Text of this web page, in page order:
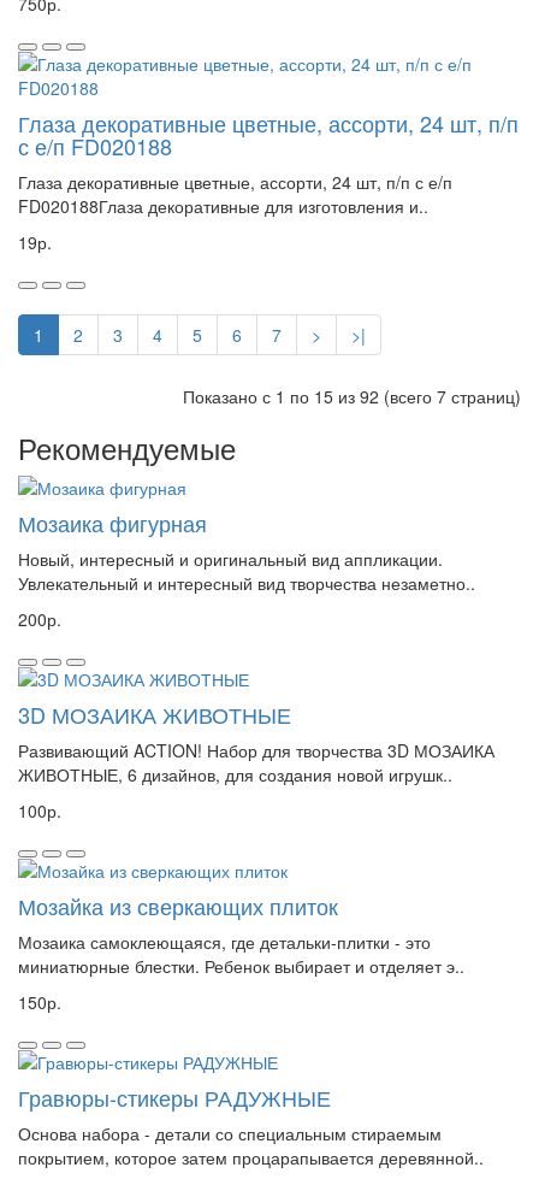
Глаза декоративные цветные, ассорти, 24 шт, п/п
с е/п FD020188
Глаза декоративные цветные, ассорти, 24 шт, п/п с е/п
FD020188Глаза декоративные для изготовления и..
19р.
1 2 3 4 5 6 7 > >|
Показано с 1 по 15 из 92 (всего 7 страниц)
Рекомендуемые
Мозаика фигурная
Новый, интересный и оригинальный вид аппликации.
Увлекательный и интересный вид творчества незаметно..
200р.
3D МОЗАИКА ЖИВОТНЫЕ
Развивающий ACTION! Набор для творчества 3D МОЗАИКА
ЖИВОТНЫЕ, 6 дизайнов, для создания новой игрушк..
100р.
Мозайка из сверкающих плиток
Мозаика самоклеющаяся, где детальки-плитки - это
миниатюрные блестки. Ребенок выбирает и отделяет э..
150р.
Гравюры-стикеры РАДУЖНЫЕ
Основа набора - детали со специальным стираемым
покрытием, которое затем процарапывается деревянной..